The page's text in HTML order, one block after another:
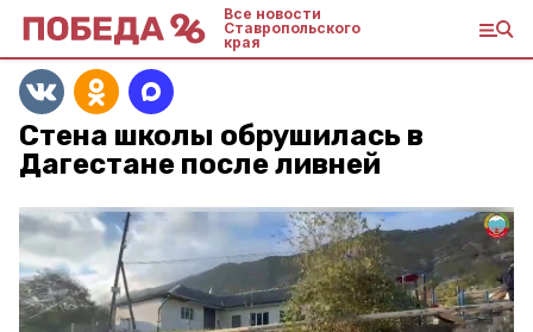
Все новости
Ставропольского
края
Стена школы обрушилась в
Дагестане после ливней